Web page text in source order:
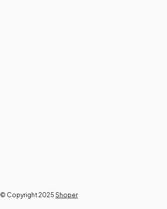
© Copyright 2025 Shoper